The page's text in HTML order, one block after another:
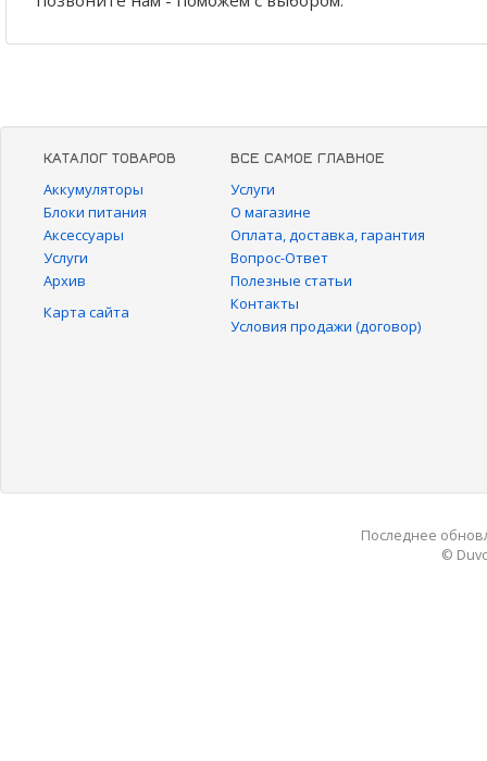
КАТАЛОГ ТОВАРОВ
Аккумуляторы
Блоки питания
Аксессуары
Услуги
Архив
Карта сайта
ВСЕ САМОЕ ГЛАВНОЕ
Услуги
О магазине
Оплата, доставка, гарантия
Вопрос-Ответ
Полезные статьи
Контакты
Условия продажи (договор)
Последнее
©